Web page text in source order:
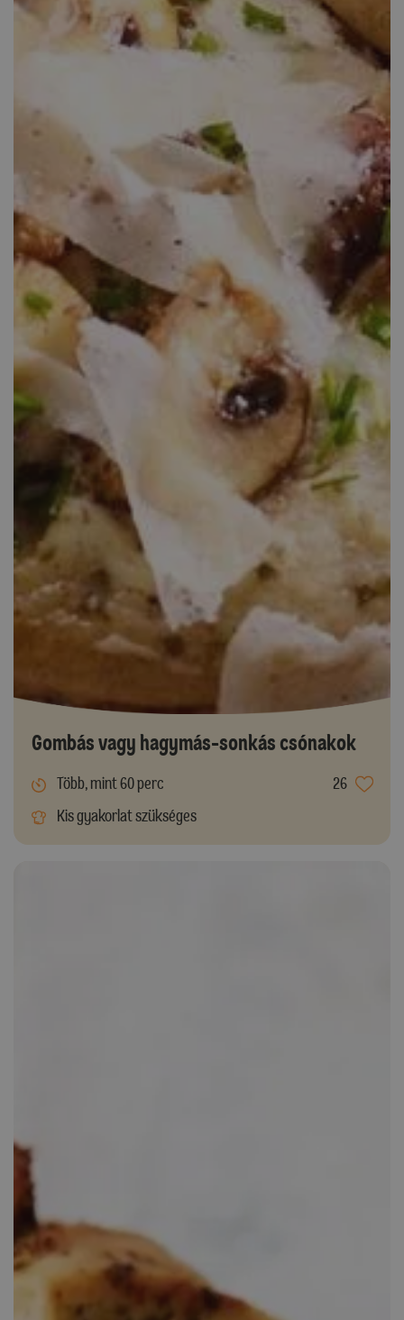
Gombás vagy hagymás-sonkás csónakok
Több, mint 60 perc
26
Kis gyakorlat szükséges